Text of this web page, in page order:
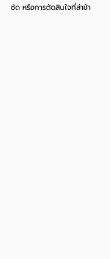
ชัด หรือการตัดสินใจที่ล่าช้า